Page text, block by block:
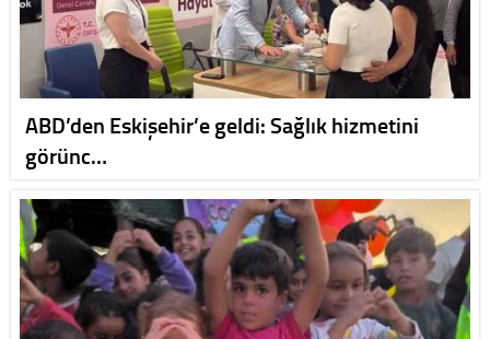
ABD’den Eskişehir’e geldi: Sağlık hizmetini
görünc…